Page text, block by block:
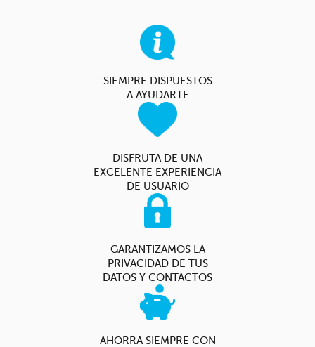
SIEMPRE DISPUESTOS
A AYUDARTE
DISFRUTA DE UNA
EXCELENTE EXPERIENCIA
DE USUARIO
GARANTIZAMOS LA
PRIVACIDAD DE TUS
DATOS Y CONTACTOS
AHORRA SIEMPRE CON